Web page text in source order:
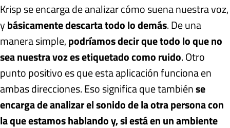
Krisp se encarga de analizar cómo suena nuestra voz,
ybásicamente descarta todo lo demás. De una
manera simple,podríamos decir que todo lo que no
sea nuestra voz es etiquetado como ruido. Otro
punto positivo es que esta aplicación funciona en
ambas direcciones. Eso significa que tambiénse
encarga de analizar el sonido de la otra persona con
la que estamos hablando y, si está en un ambiente